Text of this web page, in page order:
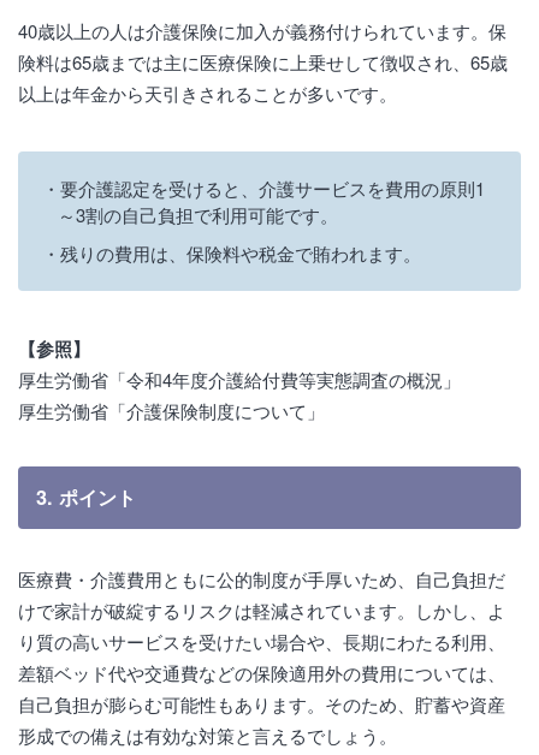
40歳以上の人は介護保険に加入が義務付けられています。保
険料は65歳までは主に医療保険に上乗せして徴収され、65歳
以上は年金から天引きされることが多いです。
要介護認定を受けると、介護サービスを費用の原則1
～3割の自己負担で利用可能です。
残りの費用は、保険料や税金で賄われます。
【参照】
厚生労働省「令和4年度介護給付費等実態調査の概況」
厚生労働省「介護保険制度について」
3. ポイント
医療費・介護費用ともに公的制度が手厚いため、自己負担だ
けで家計が破綻するリスクは軽減されています。しかし、よ
り質の高いサービスを受けたい場合や、長期にわたる利用、
差額ベッド代や交通費などの保険適用外の費用については、
自己負担が膨らむ可能性もあります。そのため、貯蓄や資産
形成での備えは有効な対策と言えるでしょう。